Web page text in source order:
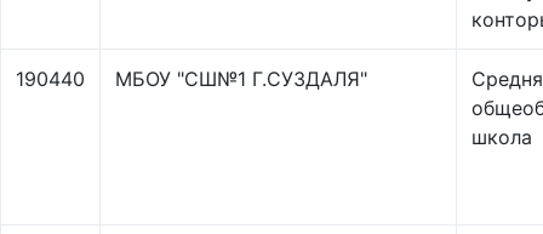
190440 МБОУ "СШ№1 Г.СУЗДАЛЯ"
школа